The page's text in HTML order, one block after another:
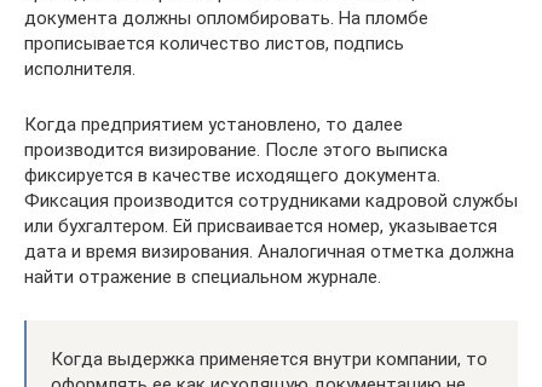
документа должны опломбировать. На пломбе
прописывается количество листов, подпись
исполнителя.
Когда предприятием установлено, то далее
производится визирование. После этого выписка
фиксируется в качестве исходящего документа.
Фиксация производится сотрудниками кадровой службы
или бухгалтером. Ей присваивается номер, указывается
дата и время визирования. Аналогичная отметка должна
найти отражение в специальном журнале.
Когда выдержка применяется внутри компании, то